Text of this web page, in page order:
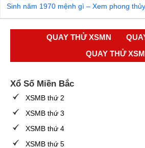
Sinh năm 1970 mệnh gì – Xem phong
QUAY THỬ XSMN
QUAY THỬ
Xổ Số Miền Bắc
XSMB thứ 2
XSMB thứ 3
XSMB thứ 4
XSMB thứ 5